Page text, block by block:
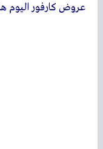
عروض كارفور اليوم